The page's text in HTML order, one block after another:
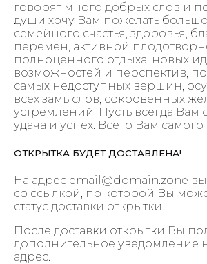
говорят много добрых слов и
души хочу Вам пожелать
семейного счастья, здоровья,
перемен, активной
полноценного отдыха, новых
возможностей и перспектив,
самых недоступных вершин,
всех замыслов, сокровенных
устремлений. Пусть всегда Вам
удача и успех. Всего Вам
ОТКРЫТКА БУДЕТ ДОСТАВЛЕНА!
На адрес email@domain.zone
со ссылкой, по которой Вы
статус доставки открытки.
После доставки открытки Вы
дополнительное уведомление
адрес.